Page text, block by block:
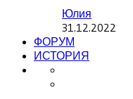
Юлия
31.12.2022
ФОРУМ
ИСТОРИЯ